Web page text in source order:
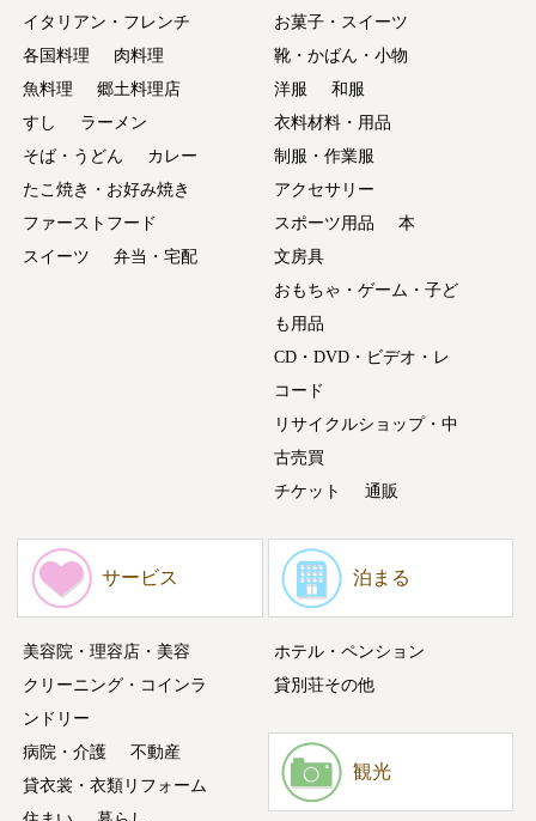
イタリアン・フレンチ
各国料理
肉料理
魚料理
郷土料理店
すし
ラーメン
そば・うどん
カレー
たこ焼き・お好み焼き
ファーストフード
スイーツ
弁当・宅配
お菓子・スイーツ
靴・かばん・小物
洋服
和服
衣料材料・用品
制服・作業服
アクセサリー
スポーツ用品
本
文房具
おもちゃ・ゲーム・子ど
も用品
CD・DVD・ビデオ・レ
コード
リサイクルショップ・中
古売買
チケット
通販
サービス
美容院・理容店・美容
クリーニング・コインラ
ンドリー
病院・介護
不動産
貸衣裳・衣類リフォーム
泊まる
ホテル・ペンション
貸別荘その他
観光